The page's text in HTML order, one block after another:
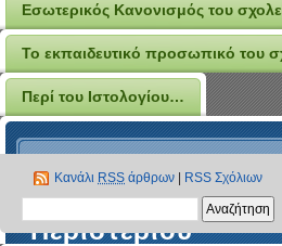
Εσωτερικός Κανονισμός του
Το εκπαιδευτικό προσωπικό του
Περί του Ιστολογίου…
Το Ιστολόγιο του
Δημοτικού
Περιστερίου
Κανάλι RSS άρθρων RSS Σχόλιων